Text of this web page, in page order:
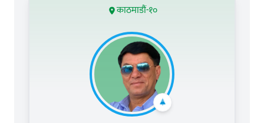
काठमाडौं-१०